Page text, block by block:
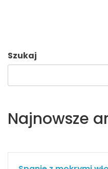
Szukaj
Najnowsze